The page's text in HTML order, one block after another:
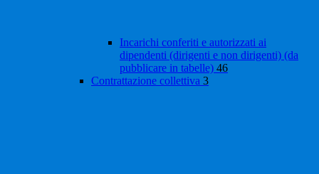
Incarichi conferiti e autorizzati ai
dipendenti (dirigenti e non dirigenti) (da
pubblicare in tabelle) 46
Contrattazione collettiva 3